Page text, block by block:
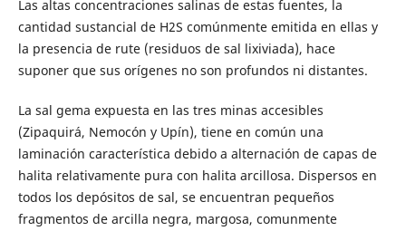
Las altas concentraciones salinas de estas fuentes, la
cantidad sustancial de H2S comúnmente emitida en ellas y
la presencia de rute (residuos de sal lixiviada), hace
suponer que sus orígenes no son profundos ni distantes.
La sal gema expuesta en las tres minas accesibles
(Zipaquirá, Nemocón y Upín), tiene en común una
laminación característica debido a alternación de capas de
halita relativamente pura con halita arcillosa. Dispersos en
todos los depósitos de sal, se encuentran pequeños
fragmentos de arcilla negra, margosa, comunmente